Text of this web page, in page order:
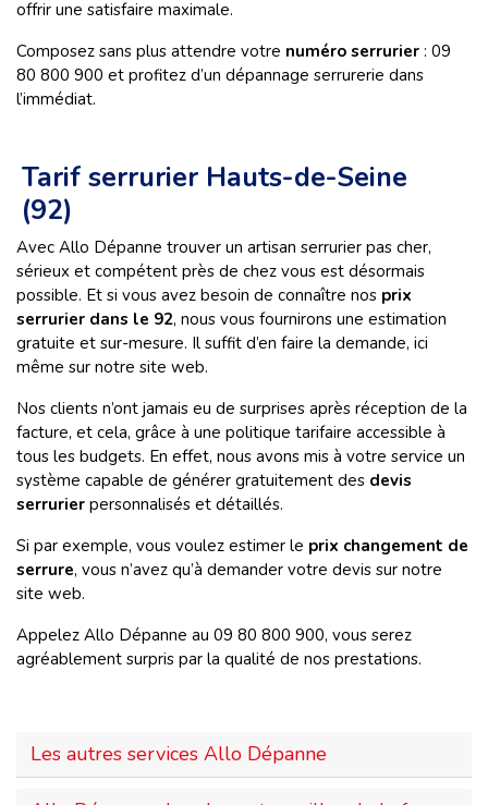
offrir une satisfaire maximale.
Composez sans plus attendre votre numéro serrurier : 09
80 800 900 et profitez d’un dépannage serrurerie dans
l’immédiat.
Tarif serrurier Hauts-de-Seine
(92)
Avec Allo Dépanne trouver un artisan serrurier pas cher,
sérieux et compétent près de chez vous est désormais
possible. Et si vous avez besoin de connaître nos prix
serrurier dans le 92, nous vous fournirons une estimation
gratuite et sur-mesure. Il suffit d’en faire la demande, ici
même sur notre site web.
Nos clients n’ont jamais eu de surprises après réception de la
facture, et cela, grâce à une politique tarifaire accessible à
tous les budgets. En effet, nous avons mis à votre service un
système capable de générer gratuitement des devis
serrurier personnalisés et détaillés.
Si par exemple, vous voulez estimer le prix changement de
serrure, vous n’avez qu’à demander votre devis sur notre
site web.
Appelez Allo Dépanne au 09 80 800 900, vous serez
agréablement surpris par la qualité de nos prestations.
Les autres services Allo Dépanne